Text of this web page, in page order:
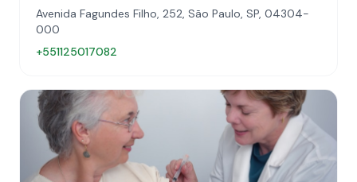
Avenida Fagundes Filho, 252, São Paulo, SP, 04304-
000
+551125017082